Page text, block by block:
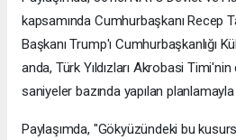
kapsamında Cumhurbaşkanı Recep
Başkanı Trump'ı Cumhurbaşkanlığı
anda, Türk Yıldızları Akrobasi
saniyeler bazında yapılan
Paylaşımda, "Gökyüzündeki bu